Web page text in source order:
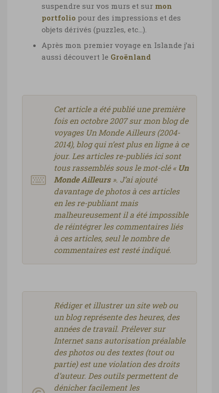
suspendre sur vos murs et sur mon
portfolio pour des impressions et des
objets dérivés (puzzles, etc…).
Après mon premier voyage en Islande j’ai
aussi découvert le Groënland
Cet article a été publié une première
fois en octobre 2007 sur mon blog de
voyages Un Monde Ailleurs (2004-
2014), blog qui n’est plus en ligne à ce
jour. Les articles re-publiés ici sont
tous rassemblés sous le mot-clé « Un
Monde Ailleurs». J’ai ajouté
davantage de photos à ces articles
en les re-publiant mais
malheureusement il a été impossible
de réintégrer les commentaires liés
à ces articles, seul le nombre de
commentaires est resté indiqué.
Rédiger et illustrer un site web ou
un blog représente des heures, des
années de travail. Prélever sur
Internet sans autorisation préalable
des photos ou des textes (tout ou
partie) est une violation des droits
d’auteur. Des outils permettent de
dénicher facilement les